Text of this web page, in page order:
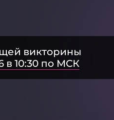
викторины
в 10:30 по МСК